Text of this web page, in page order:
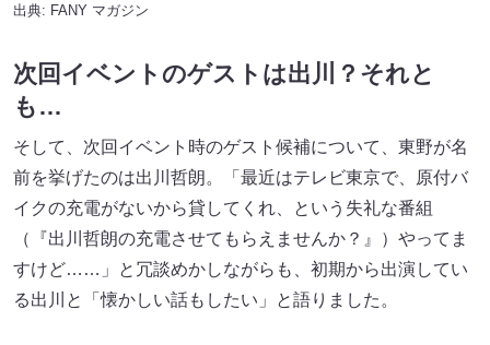
出典: FANY マガジン
次回イベントのゲストは出川？それと
も…
そして、次回イベント時のゲスト候補について、東野が名
前を挙げたのは出川哲朗。「最近はテレビ東京で、原付バ
イクの充電がないから貸してくれ、という失礼な番組
（『出川哲朗の充電させてもらえませんか？』）やってま
すけど……」と冗談めかしながらも、初期から出演してい
る出川と「懐かしい話もしたい」と語りました。